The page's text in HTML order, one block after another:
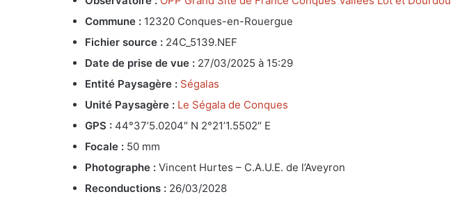
Commune : 12320 Conques-en-Rouergue
Fichier source : 24C_5139.NEF
Date de prise de vue : 27/03/2025 à 15:29
Entité Paysagère : Ségalas
Unité Paysagère : Le Ségala de Conques
GPS : 44°37’5.0204″ N 2°21’1.5502″ E
Focale : 50 mm
Photographe : Vincent Hurtes – C.A.U.E. de l’Aveyron
Reconductions : 26/03/2028